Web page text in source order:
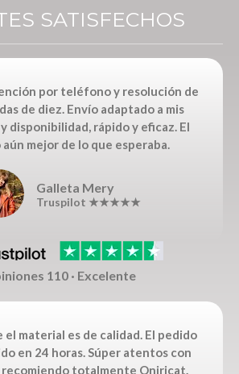
SATISFECHOS
por teléfono y resolución de
de diez. Envío adaptado a mis
disponibilidad, rápido y eficaz. El
mejor de lo que esperaba.
Galleta Mery
Truspilot ★★★★★
110 · Excelente
el material es de calidad. El pedido
en 24 horas. Súper atentos con
recomiendo totalmente Oniricat.